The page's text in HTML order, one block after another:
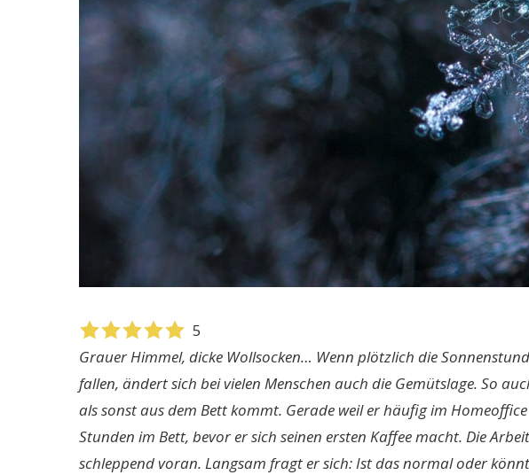
5
Grauer Himmel, dicke Wollsocken… Wenn plötzlich die
fallen, ändert sich bei vielen Menschen auch die Gemütslage. So
als sonst aus dem Bett kommt. Gerade weil er häufig im
Stunden im Bett, bevor er sich seinen ersten Kaffee macht. Die
schleppend voran. Langsam fragt er sich: Ist das normal oder